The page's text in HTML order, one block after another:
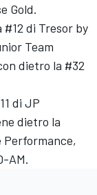
Gold.
di Tresor by
Team
dietro la #32
di JP
dietro la
Performance,
AM.